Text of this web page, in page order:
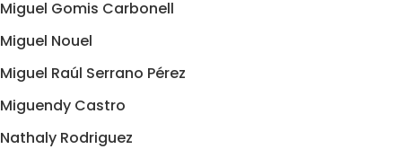
Miguel Gomis Carbonell
Miguel Nouel
Miguel Raúl Serrano Pérez
Miguendy Castro
Nathaly Rodriguez